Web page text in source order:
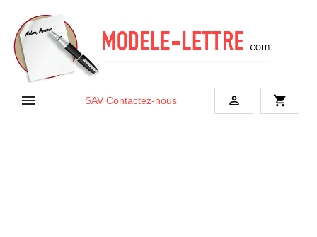
 SAV Contactez-nous  shopping_cart